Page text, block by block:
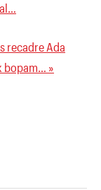
recadre Ada
bopam… »